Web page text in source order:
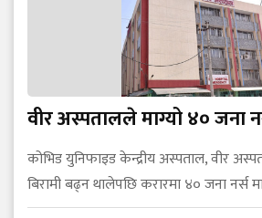
वीर अस्पतालले माग्यो ४० जना
कोभिड युनिफाइड केन्द्रीय अस्पताल, वीर
बिरामी बढ्न थालेपछि करारमा ४० जना नर्स